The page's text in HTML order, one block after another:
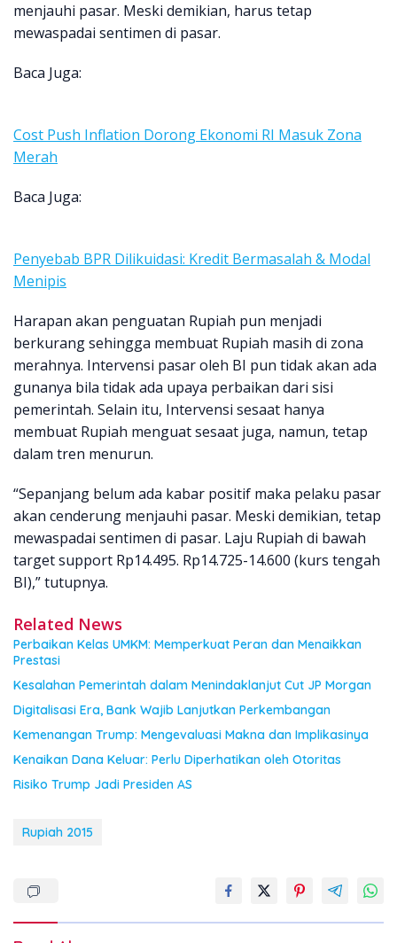
menjauhi pasar. Meski demikian, harus tetap
mewaspadai sentimen di pasar.
Baca Juga:
Cost Push Inflation Dorong Ekonomi RI Masuk Zona
Merah
Baca Juga:
Penyebab BPR Dilikuidasi: Kredit Bermasalah & Modal
Menipis
Harapan akan penguatan Rupiah pun menjadi
berkurang sehingga membuat Rupiah masih di zona
merahnya. Intervensi pasar oleh BI pun tidak akan ada
gunanya bila tidak ada upaya perbaikan dari sisi
pemerintah. Selain itu, Intervensi sesaat hanya
membuat Rupiah menguat sesaat juga, namun, tetap
dalam tren menurun.
“Sepanjang belum ada kabar positif maka pelaku pasar
akan cenderung menjauhi pasar. Meski demikian, tetap
mewaspadai sentimen di pasar. Laju Rupiah di bawah
target support Rp14.495. Rp14.725-14.600 (kurs tengah
BI),” tutupnya.
Related News
Perbaikan Kelas UMKM: Memperkuat Peran dan Menaikkan
Prestasi
Kesalahan Pemerintah dalam Menindaklanjut Cut JP Morgan
Digitalisasi Era, Bank Wajib Lanjutkan Perkembangan
Kemenangan Trump: Mengevaluasi Makna dan Implikasinya
Kenaikan Dana Keluar: Perlu Diperhatikan oleh Otoritas
Risiko Trump Jadi Presiden AS
Rupiah 2015